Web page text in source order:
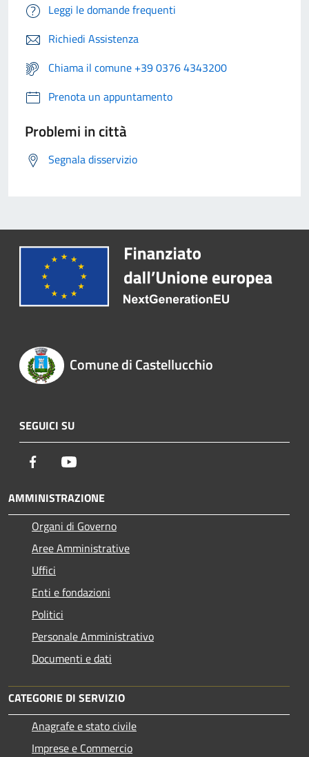
Leggi le domande frequenti
Richiedi Assistenza
Chiama il comune +39 0376 4343200
Prenota un appuntamento
Problemi in città
Segnala disservizio
Comune di Castellucchio
SEGUICI SU
Facebook
AMMINISTRAZIONE
Organi di Governo
Aree Amministrative
Uffici
Enti e fondazioni
Politici
Personale Amministrativo
Documenti e dati
CATEGORIE DI SERVIZIO
Anagrafe e stato civile
Imprese e Commercio